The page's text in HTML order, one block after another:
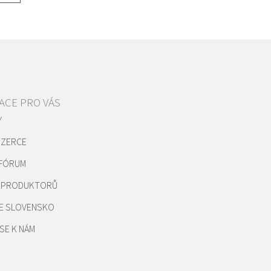
PRO VÁS
SLOVENSKO
K NÁM